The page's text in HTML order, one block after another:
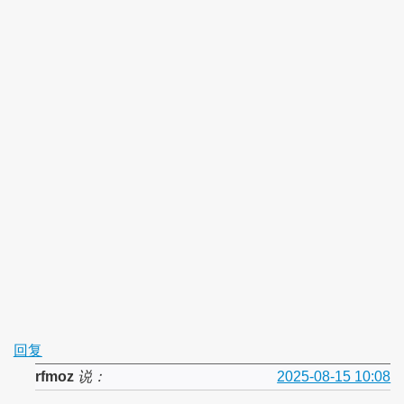
回复
rfmoz说： 2025-08-15 10:08